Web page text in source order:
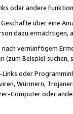
oder andere
über eine
dazu
vernünftigem
(zum Beispiel
oder
Würmern,
Computer oder